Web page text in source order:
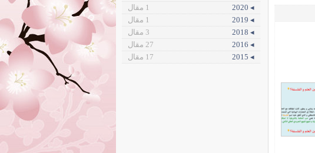
◂ 2020
1 مقال
◂ 2019
1 مقال
◂ 2018
3 مقال
◂ 2016
27 مقال
◂ 2015
17 مقال